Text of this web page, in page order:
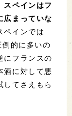
スペインはフ
広まっていな
ペインでは
的に多いの
にフランスの
酒に対して悪
してさえもら